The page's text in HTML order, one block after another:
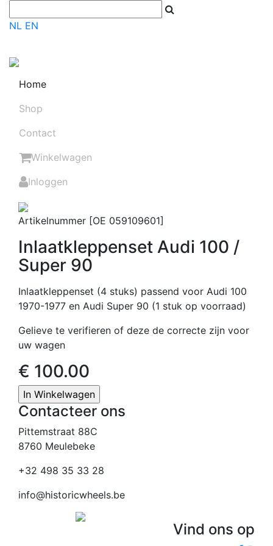
NL EN
Home
Shop
Contact
Winkelwagen
Inloggen
Artikelnummer [OE 059109601]
Inlaatkleppenset Audi 100 /
Super 90
Inlaatkleppenset (4 stuks) passend voor Audi 100
1970-1977 en Audi Super 90 (1 stuk op voorraad)
Gelieve te verifieren of deze de correcte zijn voor
uw wagen
€ 100.00
In Winkelwagen
Contacteer ons
Pittemstraat 88C
8760 Meulebeke
+32 498 35 33 28
info@historicwheels.be
Vind ons op